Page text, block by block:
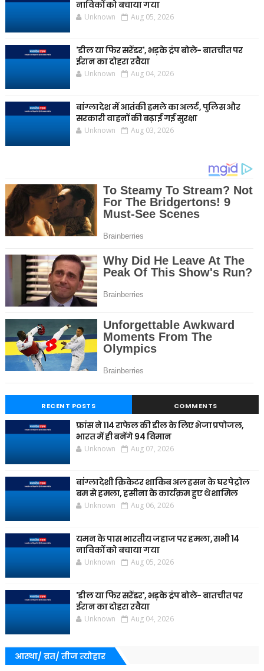
नाविकों को बचाया गया
Unknown Aug 05, 2026
'डील या फिर सरेंडर', भड़के ट्रंप बोले- बातचीत पर
ईरान का दोहरा रवैया
Unknown Aug 04, 2026
बांग्लादेश में आतंकी हमले का अलर्ट, पुलिस और
सरकारी वाहनों की बढ़ाई गई सुरक्षा
Unknown Aug 03, 2026
RECENT POSTS COMMENTS
फ्रांस ने 114 राफेल की डील के लिए भेजा प्रपोजल,
भारत में ही बनेंगे 94 विमान
Unknown Aug 07, 2026
बांग्लादेशी क्रिकेटर शाकिब अल हसन के घर पेट्रोल
बम से हमला, हसीना के कार्यक्रम हुए थे शामिल
Unknown Aug 06, 2026
यमन के पास भारतीय जहाज पर हमला, सभी 14
नाविकों को बचाया गया
Unknown Aug 05, 2026
'डील या फिर सरेंडर', भड़के ट्रंप बोले- बातचीत पर
ईरान का दोहरा रवैया
Unknown Aug 04, 2026
आस्था/ व्रत/ तीज त्‍योहार